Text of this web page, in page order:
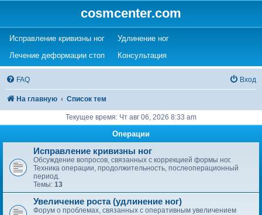
cosmcenter.com
Исправление кривизны ног(Opens a new tab)
Удлинение ног(Opens a new tab)
Лечение деформации стоп(Opens a new tab)
Консультация(Opens a new tab)
FAQ Вход
На главную Список тем
Текущее время: Чт авг 06, 2026 8:33 am
Операции
Исправление кривизны ног
Обсуждение вопросов, связанных с коррекцией формы ног.
Техника операции, продолжительность, послеоперационный
период.
Темы: 13
Увеличение роста (удлинение ног)
Форум о проблемах, связанных с оперативным увеличением